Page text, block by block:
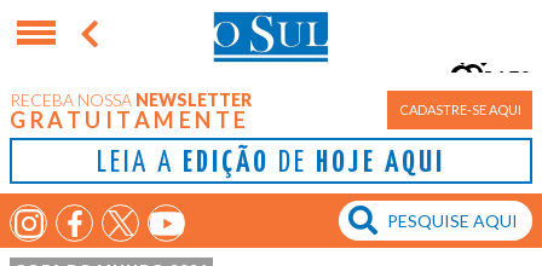
RECEBA NOSSA NEWSLETTER
GRATUITAMENTE CADASTRE-SE AQUI
LEIA A EDIÇÃO DE HOJE AQUI
Porto Alegre
15°